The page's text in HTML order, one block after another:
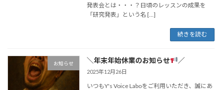
発表会とは・・・？日頃のレッスンの成果を
「研究発表」という名 […]
続きを読む
お知らせ ＼年末年始休業のお知らせ ／
2025年12月26日
いつもY's Voice Laboをご利用いただき、誠にあ